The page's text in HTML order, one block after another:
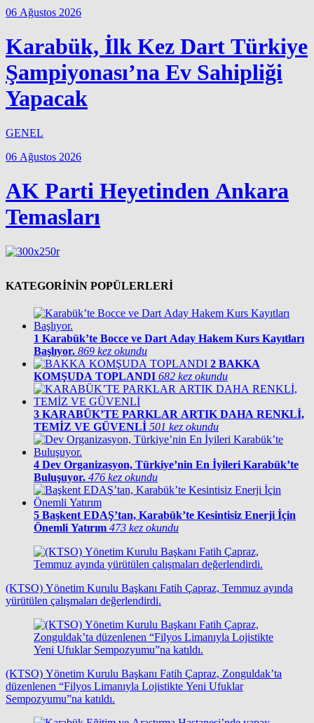
06 Ağustos 2026
Karabük, İlk Kez Dart Türkiye
Şampiyonası’na Ev Sahipliği
Yapacak
GENEL
06 Ağustos 2026
AK Parti Heyetinden Ankara
Temasları
KATEGORİNİN POPÜLERLERİ
1 Karabük’te Bocce ve Dart Aday Hakem Kurs Kayıtları
Başlıyor. 869 kez okundu
2 BAKKA
KOMŞUDA TOPLANDI 682 kez okundu
3 KARABÜK’TE PARKLAR ARTIK DAHA RENKLİ,
TEMİZ VE GÜVENLİ 501 kez okundu
4 Dev Organizasyon, Türkiye’nin En İyileri Karabük’te
Buluşuyor. 476 kez okundu
5 Başkent EDAŞ’tan, Karabük’te Kesintisiz Enerji İçin
Önemli Yatırım 473 kez okundu
(KTSO) Yönetim Kurulu Başkanı Fatih Çapraz, Temmuz ayında
yürütülen çalışmaları değerlendirdi.
(KTSO) Yönetim Kurulu Başkanı Fatih Çapraz, Zonguldak’ta
düzenlenen “Filyos Limanıyla Lojistikte Yeni Ufuklar
Sempozyumu”na katıldı.